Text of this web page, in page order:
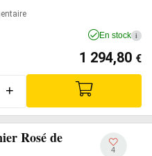
En stock i
1 294,80 €
+
Rosé de
4